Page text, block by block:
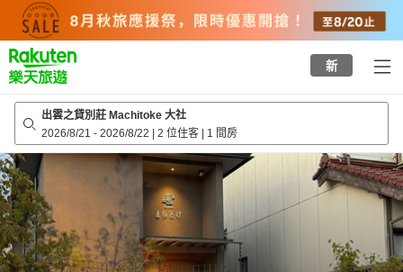
top
page
新
出雲之貸別莊 Machitoke 大社
2026/8/21 - 2026/8/22 | 2 位住客 | 1 間房